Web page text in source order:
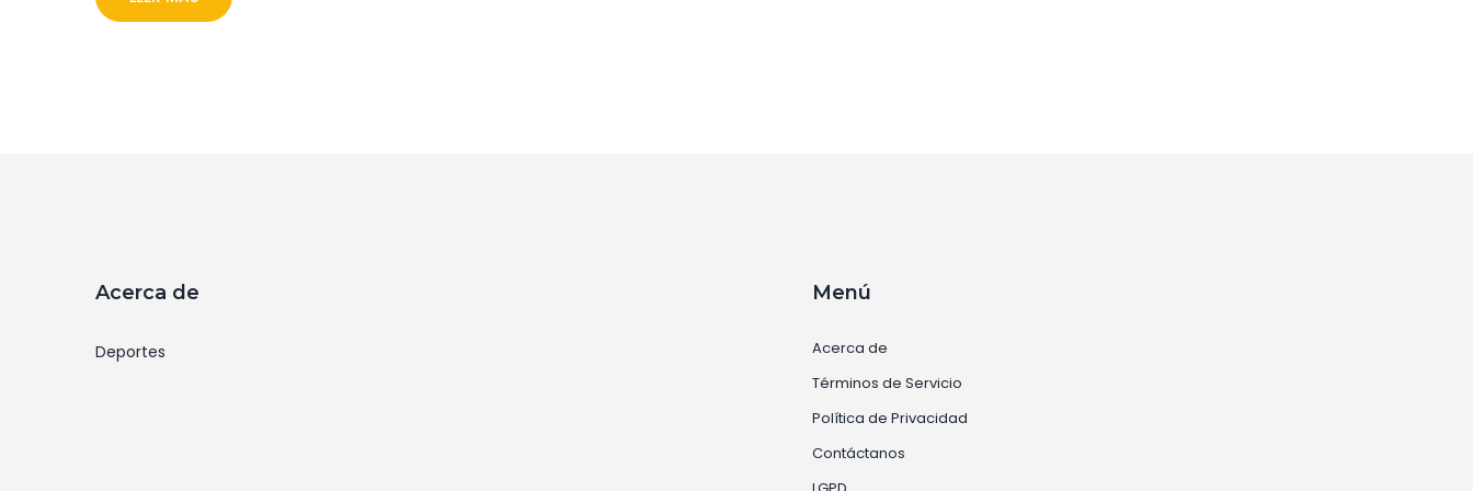
de los atletas y del pueblo francés. Los Juegos
Acerca de
Deportes
Menú
Acerca de
Términos de Servicio
Política de Privacidad
Contáctanos